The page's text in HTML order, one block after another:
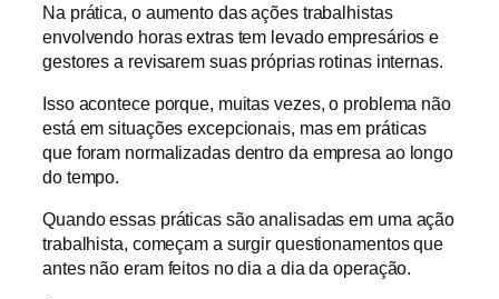
Na prática, o aumento das ações trabalhistas
envolvendo horas extras tem levado empresários e
gestores a revisarem suas próprias rotinas internas.
Isso acontece porque, muitas vezes, o problema não
está em situações excepcionais, mas em práticas
que foram normalizadas dentro da empresa ao longo
do tempo.
Quando essas práticas são analisadas em uma ação
trabalhista, começam a surgir questionamentos que
antes não eram feitos no dia a dia da operação.